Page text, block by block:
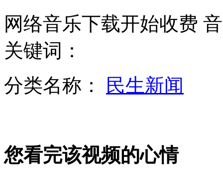
非洲巨大的牛蛙 利齿袭人
法外长：沙林毒气在叙曾被使用
网络音乐下载开始收费
关键词：
分类名称：
民生新闻
您看完该视频的心情